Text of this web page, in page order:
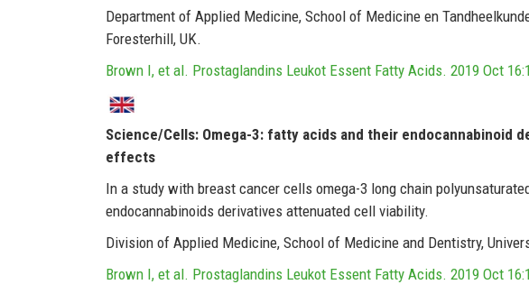
Department of Applied Medicine, School of Medicine en
Foresterhill, UK.
Brown I, et al. Prostaglandins Leukot Essent Fatty Acids. 2019 Oct
Science/Cells: Omega-3: fatty acids and their endocannabinoid
effects
In a study with breast cancer cells omega-3 long chain
endocannabinoids derivatives attenuated cell viability.
Division of Applied Medicine, School of Medicine and Dentistry,
Brown I, et al. Prostaglandins Leukot Essent Fatty Acids. 2019 Oct